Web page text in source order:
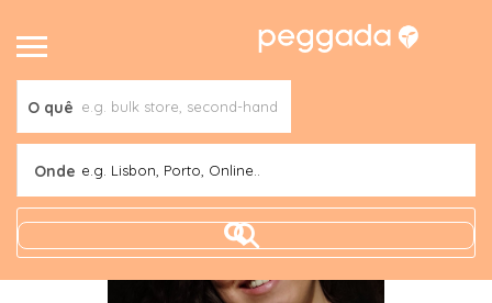
O quê
Onde e.g. Lisbon, Porto, Online..